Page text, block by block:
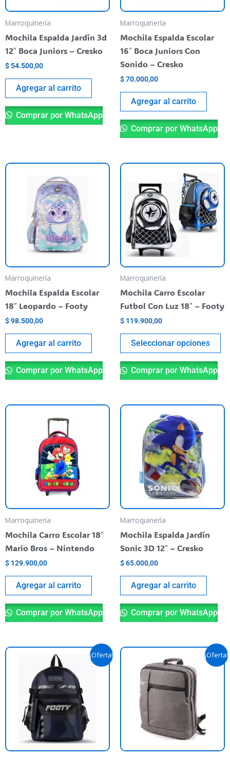
Marroquinería
Mochila Espalda Jardín 3d
12″ Boca Juniors – Cresko
$ 54.500,00
Agregar al carrito
Comprar por WhatsApp
Marroquinería
Mochila Espalda Escolar
16″ Boca Juniors Con
Sonido – Cresko
$70.000,00
Agregar al carrito
Comprar por WhatsApp
Marroquinería
Mochila Espalda Escolar
18″ Leopardo – Footy
$98.500,00
Agregar al carrito
Comprar por WhatsApp
Marroquinería
Mochila Carro Escolar
Futbol Con Luz 18″ – Footy
$ 119.900,00
Seleccionar opciones
se
en
Comprar por WhatsApp
Marroquinería
Mochila Carro Escolar 18″
Mario Bros – Nintendo
$ 129.900,00
Agregar al carrito
Comprar por WhatsApp
Marroquinería
Mochila Espalda Jardín
Sonic 3D 12″ – Cresko
$65.000,00
Agregar al carrito
Comprar por WhatsApp
¡Oferta!
El
precio
original
era:
$ 94.500,00.
El
precio
actual
$ 84.500,00.
¡Oferta!
El
precio
original
$ 67.500,00.
El
precio
actual